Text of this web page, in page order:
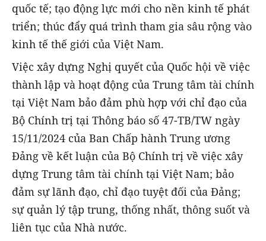
quốc tế; tạo động lực mới cho nền kinh tế phát
triển; thúc đẩy quá trình tham gia sâu rộng vào
kinh tế thế giới của Việt Nam.
Việc xây dựng Nghị quyết của Quốc hội về việc
thành lập và hoạt động của Trung tâm tài chính
tại Việt Nam bảo đảm phù hợp với chỉ đạo của
Bộ Chính trị tại Thông báo số 47-TB/TW ngày
15/11/2024 của Ban Chấp hành Trung ương
Đảng về kết luận của Bộ Chính trị về việc xây
dựng Trung tâm tài chính tại Việt Nam; bảo
đảm sự lãnh đạo, chỉ đạo tuyệt đối của Đảng;
sự quản lý tập trung, thống nhất, thông suốt và
liên tục của Nhà nước.